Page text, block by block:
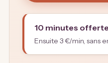
10 minutes
Ensuite 3 €/min, sans